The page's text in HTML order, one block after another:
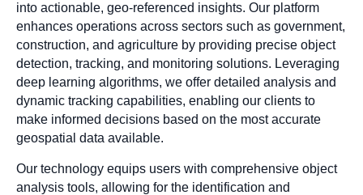
into actionable, geo-referenced insights. Our platform
enhances operations across sectors such as government,
construction, and agriculture by providing precise object
detection, tracking, and monitoring solutions. Leveraging
deep learning algorithms, we offer detailed analysis and
dynamic tracking capabilities, enabling our clients to
make informed decisions based on the most accurate
geospatial data available.
Our technology equips users with comprehensive object
analysis tools, allowing for the identification and